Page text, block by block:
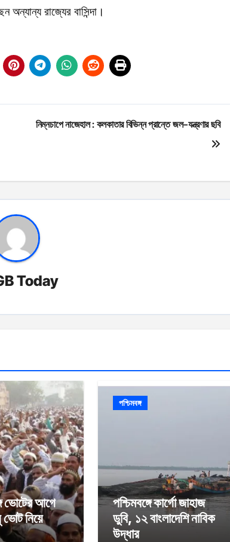
রাজ্যের বাসিন্দা।
নিম্নচাপে নাজেহাল : কলকাতার বিভিন্ন প্রান্তে জল-যন্ত্রণার ছবি
Today
ভোটের আগে
নিয়ে
পশ্চিমবঙ্গ
পশ্চিমবঙ্গে কার্গো জাহাজ
ডুবি, ১২ বাংলাদেশি নাবিক
উদ্ধার